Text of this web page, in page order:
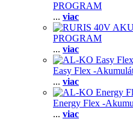
PROGRAM
... viac
PROGRAM
... viac
Easy Flex -
... viac
Energy Flex -
... viac